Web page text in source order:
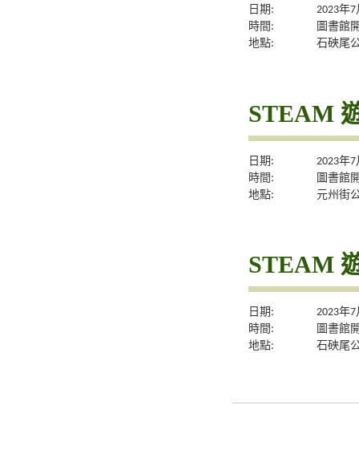
日期:
2023年
時間:
圖書館
地點:
石硤尾
STEAM
日期:
2023年
時間:
圖書館
地點:
元州街
STEAM
日期:
2023年
時間:
圖書館
地點:
石硤尾